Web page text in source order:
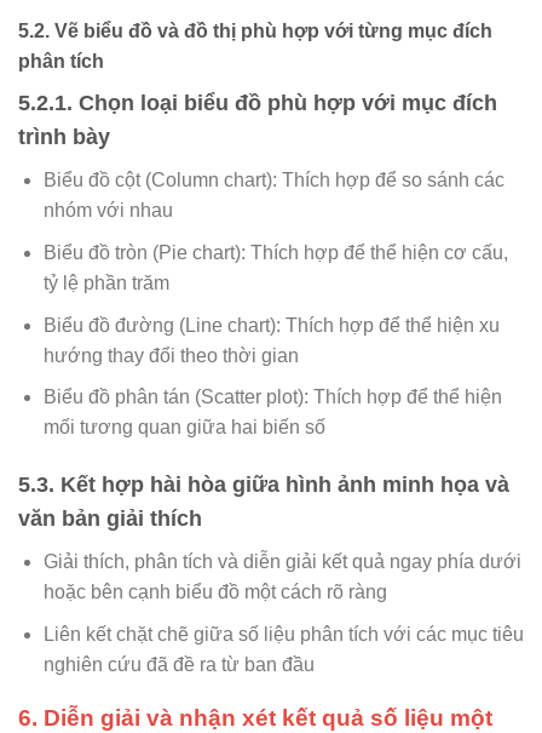
5.2. Vẽ biểu đồ và đồ thị phù hợp với từng mục đích
phân tích
5.2.1. Chọn loại biểu đồ phù hợp với mục đích
trình bày
Biểu đồ cột (Column chart): Thích hợp để so sánh các
nhóm với nhau
Biểu đồ tròn (Pie chart): Thích hợp để thể hiện cơ cấu,
tỷ lệ phần trăm
Biểu đồ đường (Line chart): Thích hợp để thể hiện xu
hướng thay đổi theo thời gian
Biểu đồ phân tán (Scatter plot): Thích hợp để thể hiện
mối tương quan giữa hai biến số
5.3. Kết hợp hài hòa giữa hình ảnh minh họa và
văn bản giải thích
Giải thích, phân tích và diễn giải kết quả ngay phía dưới
hoặc bên cạnh biểu đồ một cách rõ ràng
Liên kết chặt chẽ giữa số liệu phân tích với các mục tiêu
nghiên cứu đã đề ra từ ban đầu
6. Diễn giải và nhận xét kết quả số liệu một